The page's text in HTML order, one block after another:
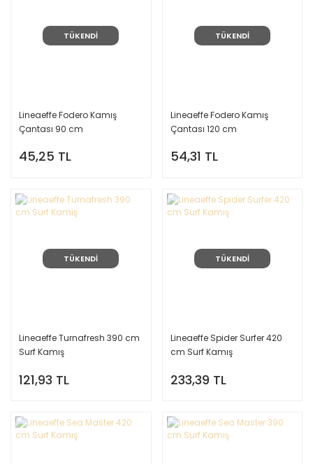
TÜKENDİ
Lineaeffe Fodero Kamış
Çantası 90 cm
45,25 TL
TÜKENDİ
Lineaeffe Fodero Kamış
Çantası 120 cm
54,31 TL
TÜKENDİ
Lineaeffe Turnafresh 390 cm
Surf Kamış
121,93 TL
TÜKENDİ
Lineaeffe Spider Surfer 420
cm Surf Kamış
233,39 TL